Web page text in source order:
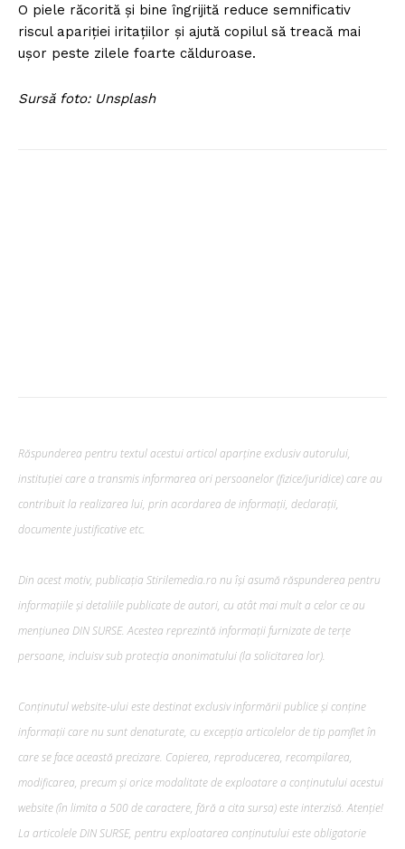
O piele răcorită și bine îngrijită reduce semnificativ
riscul apariției iritațiilor și ajută copilul să treacă mai
ușor peste zilele foarte călduroase.
Sursă foto: Unsplash
Răspunderea pentru textul acestui articol aparține exclusiv autorului,
instituției care a transmis informarea ori persoanelor (fizice/juridice) care au
contribuit la realizarea lui, prin acordarea de informații, declarații,
documente justificative etc.
Din acest motiv, publicația Stirilemedia.ro nu își asumă răspunderea pentru
informațiile și detaliile publicate de autori, cu atât mai mult a celor ce au
mențiunea DIN SURSE. Acestea reprezintă informații furnizate de terțe
persoane, incluisv sub protecția anonimatului (la solicitarea lor).
Conținutul website-ului este destinat exclusiv informării publice și conține
informații care nu sunt denaturate, cu excepția articolelor de tip pamflet în
care se face această precizare. Copierea, reproducerea, recompilarea,
modificarea, precum şi orice modalitate de exploatare a conținutului acestui
website (în limita a 500 de caractere, fără a cita sursa) este interzisă. Atenție!
La articolele DIN SURSE, pentru exploatarea conținutului este obligatorie